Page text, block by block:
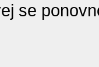
se